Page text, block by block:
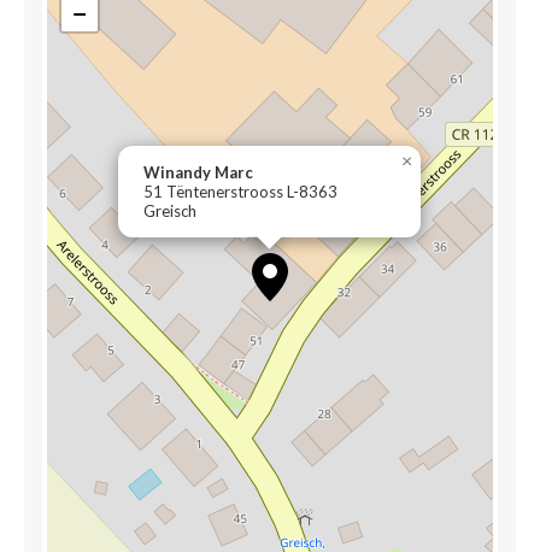
Winandy Marc
51 Tëntenerstrooss L-8363
Greisch
×
−